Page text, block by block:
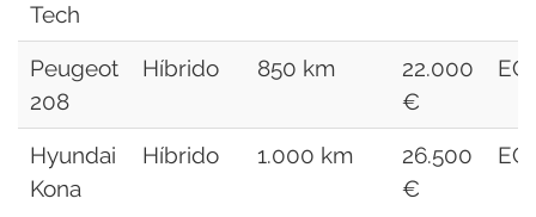
Tech
Peugeot
208
Híbrido 850 km
22.000
€
Hyundai
Kona
Híbrido 1.000 km
26.500
€